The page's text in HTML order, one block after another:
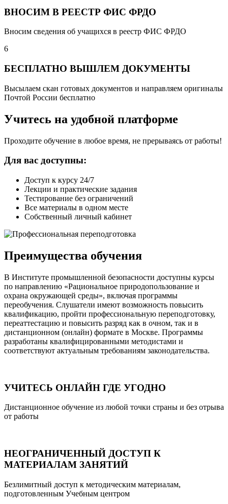
ВНОСИМ В РЕЕСТР ФИС ФРДО
Вносим сведения об учащихся в реестр ФИС ФРДО
6
БЕСПЛАТНО ВЫШЛЕМ ДОКУМЕНТЫ
Высылаем скан готовых документов и направляем оригиналы
Почтой России бесплатно
Учитесь на удобной платформе
Проходите обучение в любое время, не прерываясь от работы!
Для вас доступны:
Доступ к курсу 24/7
Лекции и практические задания
Тестирование без ограничений
Все материалы в одном месте
Собственный личный кабинет
Преимущества обучения
В Институте промышленной безопасности доступны курсы
по направлению «Рациональное природопользование и
охрана окружающей среды», включая программы
переобучения. Слушатели имеют возможность повысить
квалификацию, пройти профессиональную переподготовку,
переаттестацию и повысить разряд как в очном, так и в
дистанционном (онлайн) формате в Москве. Программы
разработаны квалифицированными методистами и
соответствуют актуальным требованиям законодательства.
УЧИТЕСЬ ОНЛАЙН ГДЕ УГОДНО
Дистанционное обучение из любой точки страны и без отрыва
от работы
НЕОГРАНИЧЕННЫЙ ДОСТУП К
МАТЕРИАЛАМ ЗАНЯТИЙ
Безлимитный доступ к методическим материалам,
подготовленным Учебным центром